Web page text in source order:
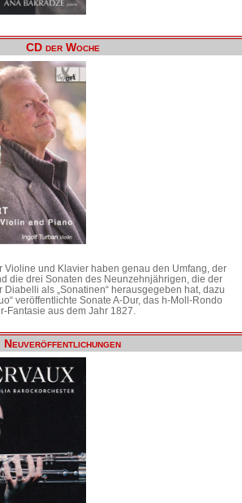
CD der Woche
Violine und Klavier haben genau den Umfang, der
die drei Sonaten des Neunzehnjährigen, die der
Diabelli als „Sonatinen“ herausgegeben hat, dazu
veröffentlichte Sonate A-Dur, das h-Moll-Rondo
Fantasie aus dem Jahr 1827.
Neuveröffentlichungen